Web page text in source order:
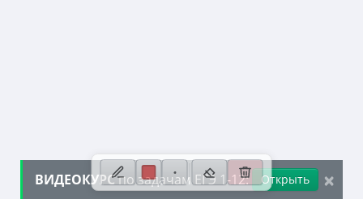
×
ВИДЕОКУРСпо задачам ЕГЭ 1-12: Открыть